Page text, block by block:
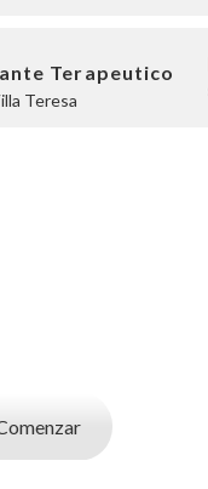
Terapeutico
Teresa